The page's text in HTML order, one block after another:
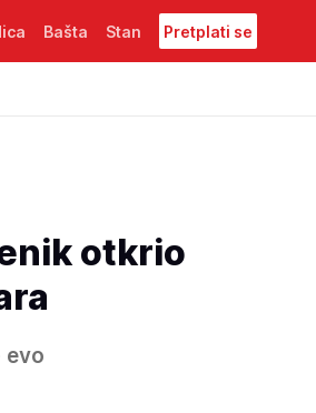
Bašta Stan Pretplati se
otkrio
evo